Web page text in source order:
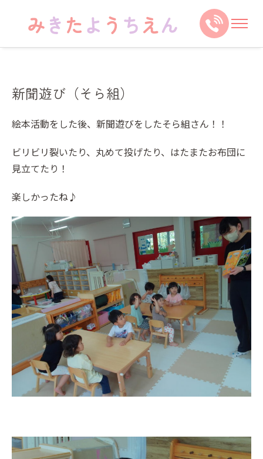
新聞遊び（そら組）
絵本活動をした後、新聞遊びをしたそら組さん！！
ビリビリ裂いたり、丸めて投げたり、はたまたお布団に
見立てたり！
楽しかったね♪